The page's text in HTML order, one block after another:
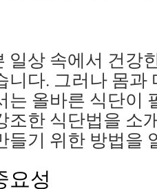
일상 속에서 건강
니다. 그러나 몸과
는 올바른 식단이
조한 식단법을 소
들기 위한 방법을
요성